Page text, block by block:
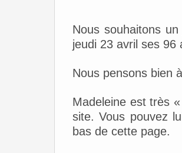
Nous souhaitons
jeudi 23 avril ses 96
Nous pensons bien
Madeleine est très
site. Vous pouvez
bas de cette page.